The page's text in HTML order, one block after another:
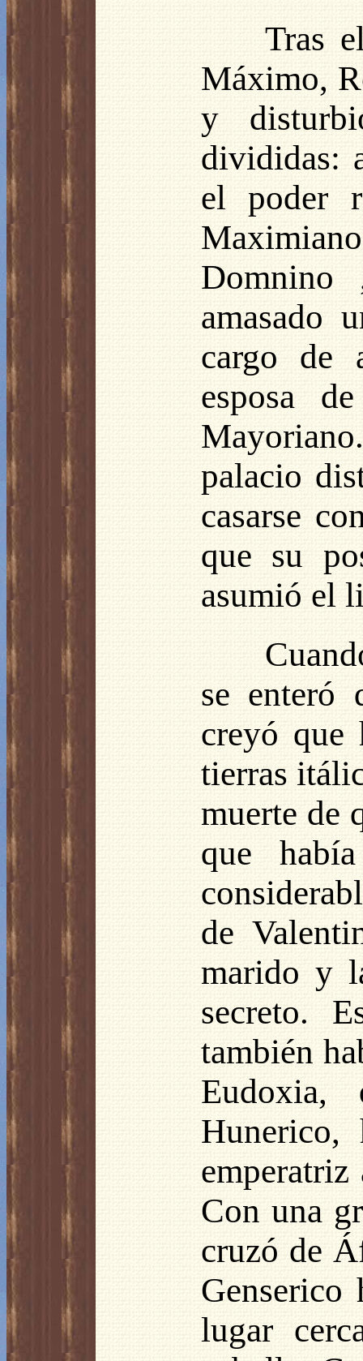
Tras
Máximo,
y
divididas:
el poder
Domnino
amasado
cargo de
esposa
palacio
casarse
que su
asumió el
se enteró
creyó que
tierras
muerte de
que
de
marido y
secreto.
también
Eudoxia,
emperatriz
Con una
cruzó de
Genserico
lugar